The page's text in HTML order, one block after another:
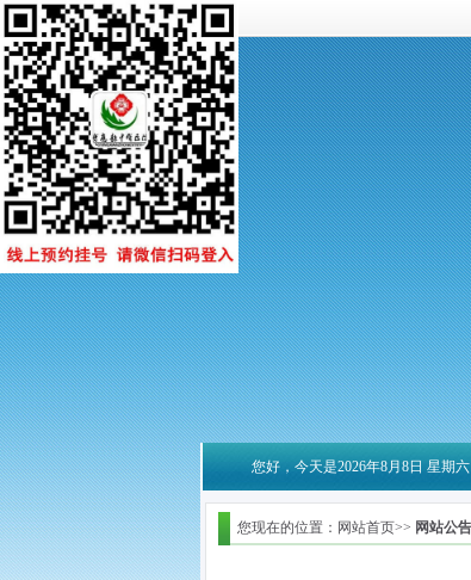
您好，今天是2026年8月8日 星期六
您现在的位置：网站首页>> 网站公告